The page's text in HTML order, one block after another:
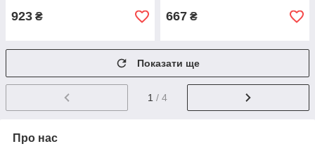
923 ₴ 667 ₴
Показати ще
1 / 4
Про нас